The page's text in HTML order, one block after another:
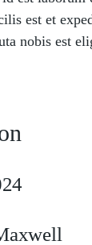
est et
nobis est